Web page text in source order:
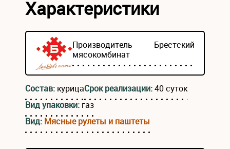
Характеристики
Производитель Брестский
мясокомбинат
Состав: курицаСрок реализации:40 суток
Вид упаковки: газ
Вид: Мясные рулеты и паштеты